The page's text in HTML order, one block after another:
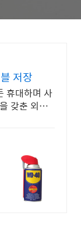
저장
휴대하며 사
갖춘 외장